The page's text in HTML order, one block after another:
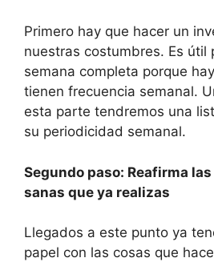
Primero hay que hacer un
nuestras costumbres. Es útil
semana completa porque
tienen frecuencia semanal.
esta parte tendremos una
su periodicidad semanal.
Segundo paso: Reafirma
sanas que ya realizas
Llegados a este punto ya
papel con las cosas que